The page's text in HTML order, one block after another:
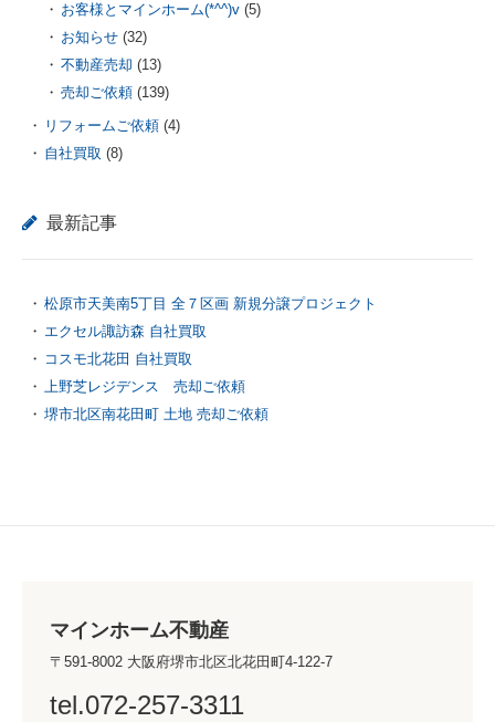
お客様とマインホーム(*^^)v (5)
お知らせ (32)
不動産売却 (13)
売却ご依頼 (139)
リフォームご依頼 (4)
自社買取 (8)
最新記事
松原市天美南5丁目 全７区画 新規分譲プロジェクト
エクセル諏訪森 自社買取
コスモ北花田 自社買取
上野芝レジデンス 売却ご依頼
堺市北区南花田町 土地 売却ご依頼
マインホーム不動産
〒591-8002 大阪府堺市北区北花田町4-122-7
tel.072-257-3311